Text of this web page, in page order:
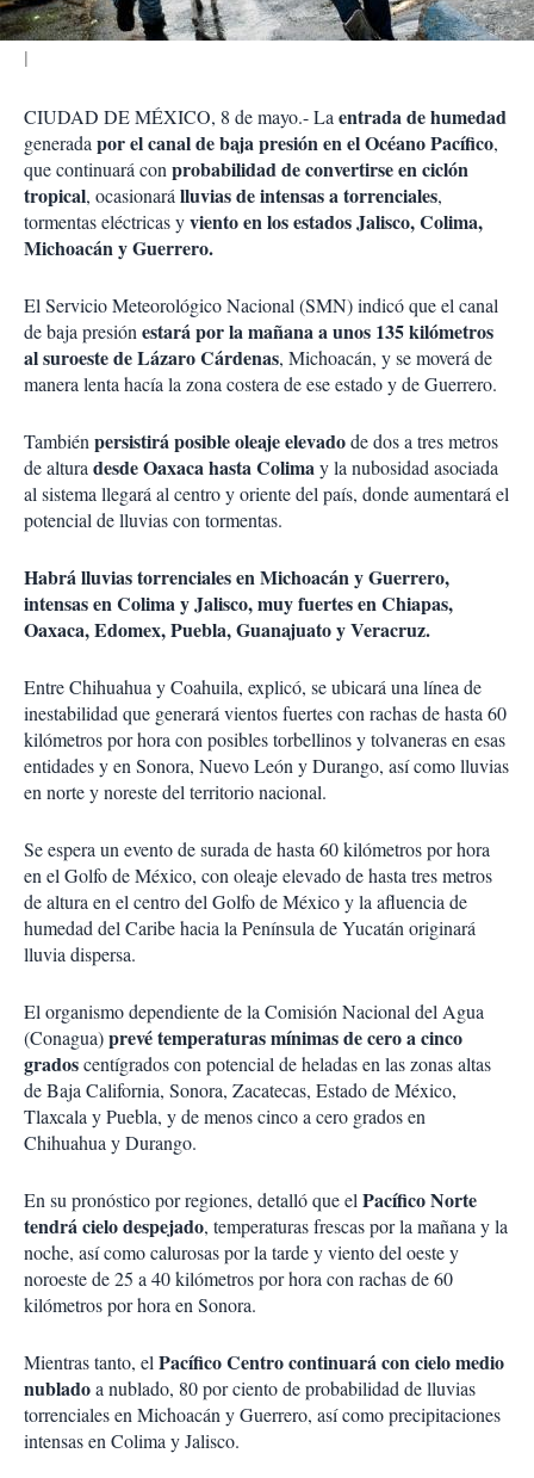
CIUDAD DE MÉXICO, 8 de mayo.- La entrada de humedad
generada por el canal de baja presión en el Océano Pacífico,
que continuará con probabilidad de convertirse en ciclón
tropical, ocasionará lluvias de intensas a torrenciales,
tormentas eléctricas yviento en los estados Jalisco, Colima,
Michoacán y Guerrero.
El Servicio Meteorológico Nacional (SMN) indicó que el canal
de baja presión estará por la mañana a unos 135 kilómetros
al suroeste de Lázaro Cárdenas, Michoacán, y se moverá de
manera lenta hacía la zona costera de ese estado y de Guerrero.
También persistirá posible oleaje elevadode dos a tres metros
de altura desde Oaxaca hasta Colimay la nubosidad asociada
al sistema llegará al centro y oriente del país, donde aumentará el
potencial de lluvias con tormentas.
Habrá lluvias torrenciales en Michoacán y Guerrero,
intensas en Colima y Jalisco, muy fuertes en Chiapas,
Oaxaca, Edomex, Puebla, Guanajuato y Veracruz.
Entre Chihuahua y Coahuila, explicó, se ubicará una línea de
inestabilidad que generará vientos fuertes con rachas de hasta 60
kilómetros por hora con posibles torbellinos y tolvaneras en esas
entidades y en Sonora, Nuevo León y Durango, así como lluvias
en norte y noreste del territorio nacional.
Se espera un evento de surada de hasta 60 kilómetros por hora
en el Golfo de México, con oleaje elevado de hasta tres metros
de altura en el centro del Golfo de México y la afluencia de
humedad del Caribe hacia la Península de Yucatán originará
lluvia dispersa.
El organismo dependiente de la Comisión Nacional del Agua
(Conagua)prevé temperaturas mínimas de cero a cinco
gradoscentígrados con potencial de heladas en las zonas altas
de Baja California, Sonora, Zacatecas, Estado de México,
Tlaxcala y Puebla, y de menos cinco a cero grados en
Chihuahua y Durango.
En su pronóstico por regiones, detalló que el Pacífico Norte
tendrá cielo despejado, temperaturas frescas por la mañana y la
noche, así como calurosas por la tarde y viento del oeste y
noroeste de 25 a 40 kilómetros por hora con rachas de 60
kilómetros por hora en Sonora.
Mientras tanto, el Pacífico Centro continuará con cielo medio
nubladoa nublado, 80 por ciento de probabilidad de lluvias
torrenciales en Michoacán y Guerrero, así como precipitaciones
intensas en Colima y Jalisco.